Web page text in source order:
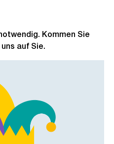
Kommen Sie
auf Sie.